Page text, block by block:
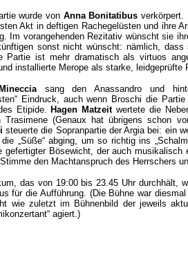
wurde von Anna Bonitatibus verkörpert.
Akt in deftigen Rachegelüsten und ihre
Im vorangehenden Rezitativ wünscht sie
sonst nicht wünscht: nämlich,
Partie ist mehr dramatisch als virtuos
installierte Merope als starke, leidgeprüfte
sang den Anassandro und
Eindruck, auch wenn Broschi die
Etipide. Hagen Matzeitwertete die
Trasimene (Genaux hat übrigens schon
steuerte die Sopranpartie der Argia bei: ein
„Süße“ abging, um so richtig ins
gefertigter Bösewicht, der auch
den Machtanspruch des Herrschers
das von 19:00 bis 23.45 Uhr durchhält,
für die Aufführung. (Die Bühne war
wie zuletzt im Bühnenbild der jeweils
agiert.)